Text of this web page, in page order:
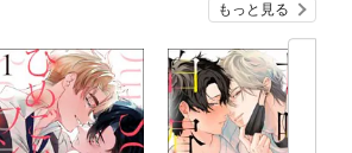
もっと見る